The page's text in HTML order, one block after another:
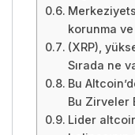
korunma ve
(XRP),
Sırada ne
Bu
Bu Zirveler
Lider